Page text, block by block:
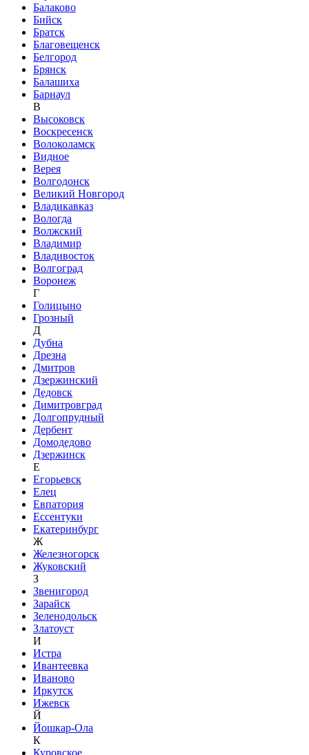
Балаково
Бийск
Братск
Благовещенск
Белгород
Брянск
Балашиха
Барнаул
В
Высоковск
Воскресенск
Волоколамск
Видное
Верея
Волгодонск
Великий Новгород
Владикавказ
Вологда
Волжский
Владимир
Владивосток
Волгоград
Воронеж
Г
Голицыно
Грозный
Д
Дубна
Дрезна
Дмитров
Дзержинский
Дедовск
Димитровград
Долгопрудный
Дербент
Домодедово
Дзержинск
Е
Егорьевск
Елец
Евпатория
Ессентуки
Екатеринбург
Ж
Железногорск
Жуковский
З
Звенигород
Зарайск
Зеленодольск
Златоуст
И
Истра
Ивантеевка
Иваново
Иркутск
Ижевск
Й
Йошкар-Ола
К
Куровское